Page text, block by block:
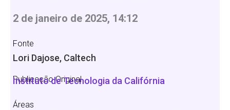
2 de janeiro de 2025, 14:12
Fonte
Lori Dajose, Caltech
Publicação Original
Instituto de Tecnologia da Califórnia
Áreas